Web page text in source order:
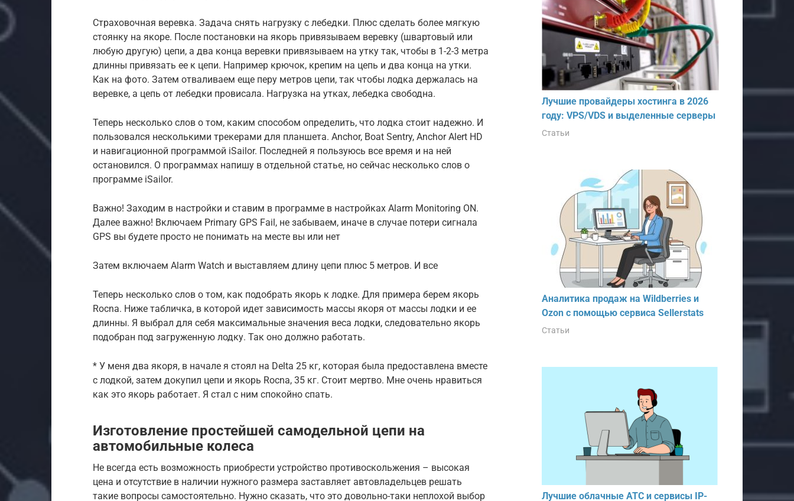
Страховочная веревка. Задача снять нагрузку с лебедки. Плюс сделать более мягкую
стоянку на якоре. После постановки на якорь привязываем веревку (швартовый или
любую другую) цепи, а два конца веревки привязываем на утку так, чтобы в 1-2-3 метра
длинны привязать ее к цепи. Например крючок, крепим на цепь и два конца на утки.
Как на фото. Затем отваливаем еще перу метров цепи, так чтобы лодка держалась на
веревке, а цепь от лебедки провисала. Нагрузка на утках, лебедка свободна.
Теперь несколько слов о том, каким способом определить, что лодка стоит надежно. И
пользовался несколькими трекерами для планшета. Anchor, Boat Sentry, Anchor Alert HD
и навигационной программой iSailor. Последней я пользуюсь все время и на ней
остановился. О программах напишу в отдельной статье, но сейчас несколько слов о
программе iSailor.
Важно! Заходим в настройки и ставим в программе в настройках Alarm Monitoring ON.
Далее важно! Включаем Primary GPS Fail, не забываем, иначе в случае потери сигнала
GPS вы будете просто не понимать на месте вы или нет
Затем включаем Alarm Watch и выставляем длину цепи плюс 5 метров. И все
Теперь несколько слов о том, как подобрать якорь к лодке. Для примера берем якорь
Rocna. Ниже табличка, в которой идет зависимость массы якоря от массы лодки и ее
длинны. Я выбрал для себя максимальные значения веса лодки, следовательно якорь
подобран под загруженную лодку. Так оно должно работать.
* У меня два якоря, в начале я стоял на Delta 25 кг, которая была предоставлена вместе
с лодкой, затем докупил цепи и якорь Rocna, 35 кг. Стоит мертво. Мне очень нравиться
как это якорь работает. Я стал с ним спокойно спать.
Изготовление простейшей самодельной цепи на
автомобильные колеса
Не всегда есть возможность приобрести устройство противоскольжения – высокая
цена и отсутствие в наличии нужного размера заставляет автовладельцев решать
такие вопросы самостоятельно. Нужно сказать, что это довольно-таки неплохой выбор
Лучшие провайдеры хостинга в 2026
году: VPS/VDS и выделенные серверы
Статьи
Аналитика продаж на Wildberries и
Ozon с помощью сервиса Sellerstats
Статьи
Лучшие облачные АТС и сервисы IP-